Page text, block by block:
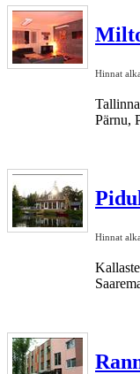
Hinnat
Pärnu,
Hinnat